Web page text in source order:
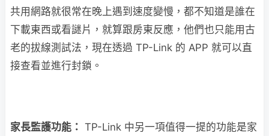
共用網路就很常在晚上遇到速度變慢，都不知道是誰在
下載東西或看謎片，就算跟房東反應，他們也只能用古
老的拔線測試法，現在透過 TP-Link 的 APP 就可以直
接查看並進行封鎖。
家長監護功能： TP-Link 中另一項值得一提的功能是家